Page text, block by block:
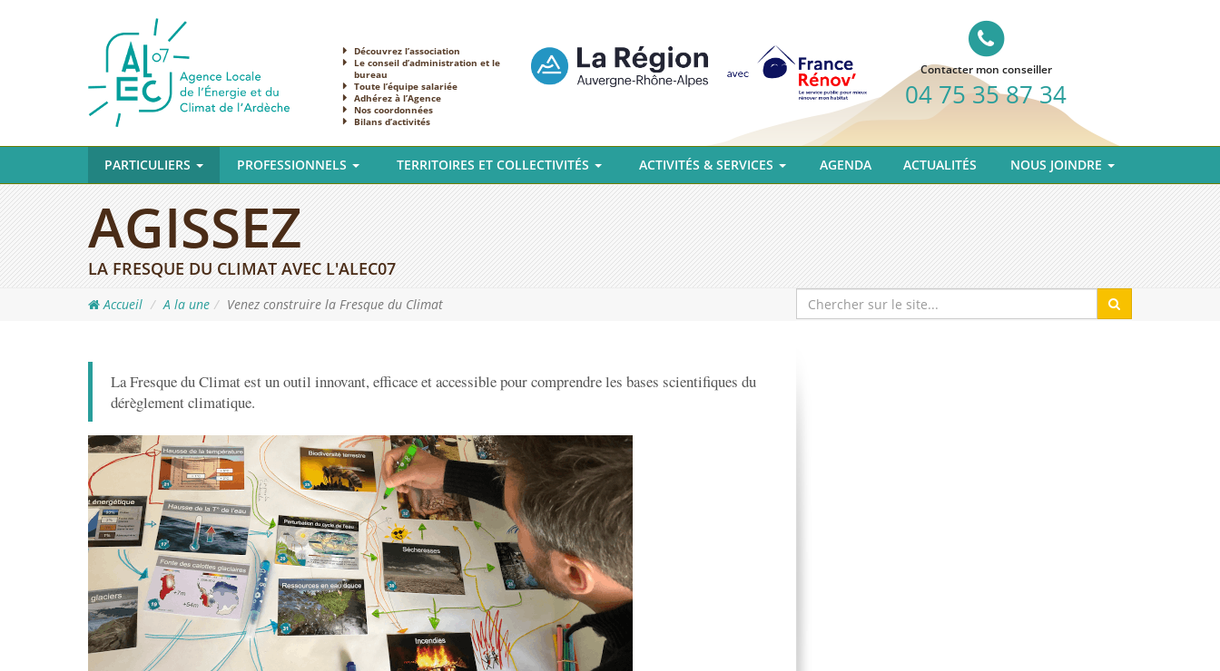
Découvrez l’association
Le conseil d’administration et le
bureau
Toute l’équipe salariée
Adhérez à l’Agence
Nos coordonnées
Bilans d’activités
Contacter mon conseiller
04 75 35 87 34
PARTICULIERS PROFESSIONNELS TERRITOIRES ET COLLECTIVITÉS ACTIVITÉS & SERVICES AGENDA ACTUALITÉS NOUS JOINDRE
AGISSEZ
LA FRESQUE DU CLIMAT AVEC L'ALEC07
Accueil A la une Venez construire la Fresque du Climat
La Fresque du Climat est un outil innovant, efficace et accessible pour comprendre les bases scientifiques du
dérèglement climatique.